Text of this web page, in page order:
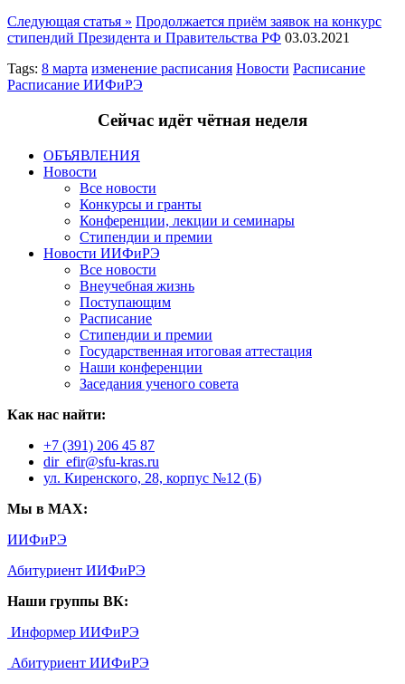
Следующая статья » Продолжается приём заявок на конкурс
стипендий Президента и Правительства РФ 03.03.2021
Tags: 8 марта изменение расписания Новости Расписание
Расписание ИИФиРЭ
Сейчас идёт чётная неделя
ОБЪЯВЛЕНИЯ
Новости
Все новости
Конкурсы и гранты
Конференции, лекции и семинары
Стипендии и премии
Новости ИИФиРЭ
Все новости
Внеучебная жизнь
Поступающим
Расписание
Стипендии и премии
Государственная итоговая аттестация
Наши конференции
Заседания ученого совета
Как нас найти:
+7 (391) 206 45 87
dir_efir@sfu-kras.ru
ул. Киренского, 28, корпус №12 (Б)
Мы в MAX:
ИИФиРЭ
Абитуриент ИИФиРЭ
Наши группы ВК:
Информер ИИФиРЭ
Абитуриент ИИФиРЭ